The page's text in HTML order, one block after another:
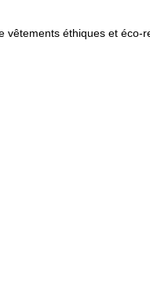
vêtements éthiques et éco-